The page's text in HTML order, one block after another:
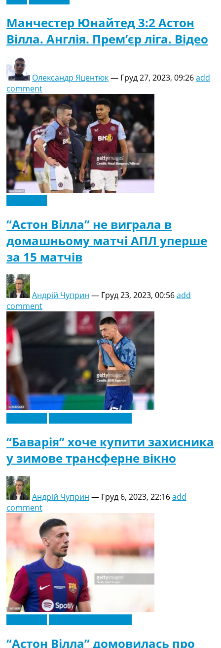
Манчестер Юнайтед 3:2 Астон
Вілла. Англія. Прем’єр ліга. Відео
Олександр Яцентюк— Груд 27, 2023, 09:26add
comment
“Астон Вілла” не виграла в
домашньому матчі АПЛ уперше
за 15 матчів
Андрій Чуприн — Груд 23, 2023, 00:56add
comment
“Баварія” хоче купити захисника
у зимове трансферне вікно
Андрій Чуприн — Груд 6, 2023, 22:16add
comment
“Астон Вілла” домовилась про